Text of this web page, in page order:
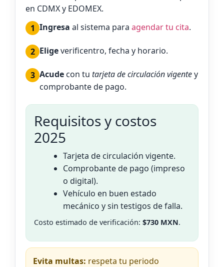
en CDMX y EDOMEX.
Ingresa al sistema para agendar tu cita.
Eligeverificentro, fecha y horario.
Acude con tu tarjeta de circulación vigentey
comprobante de pago.
Requisitos y costos
2025
Tarjeta de circulación vigente.
Comprobante de pago (impreso
o digital).
Vehículo en buen estado
mecánico y sin testigos de falla.
Costo estimado de verificación: $730 MXN.
Evita multas: respeta tu periodo